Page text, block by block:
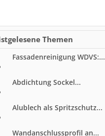
Themen
Fassadenreinigung WDVS:...
Abdichtung Sockel...
Alublech als Spritzschutz...
Wandanschlussprofil an...